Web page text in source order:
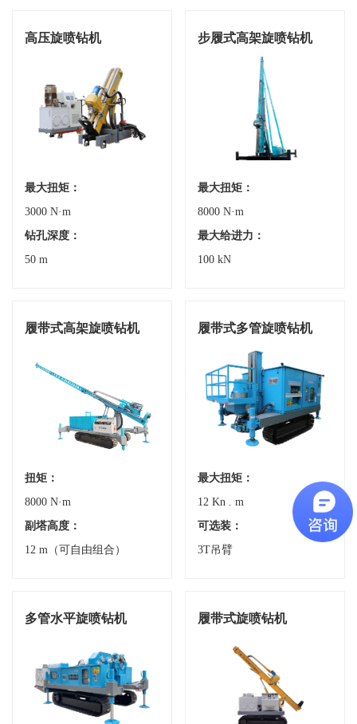
高压旋喷钻机
最大扭矩：
3000 N·m
钻孔深度：
50 m
步履式高架旋喷钻机
最大扭矩：
8000 N·m
最大给进力：
100 kN
履带式高架旋喷钻机
扭矩：
8000 N·m
副塔高度：
12 m（可自由组合）
履带式多管旋喷钻机
最大扭矩：
12 Kn . m
可选装：
3T吊臂
多管水平旋喷钻机 履带式旋喷钻机